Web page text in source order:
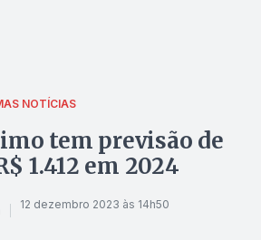
NOTÍCIAS
tem previsão de
1.412 em 2024
12 dezembro 2023 às 14h50